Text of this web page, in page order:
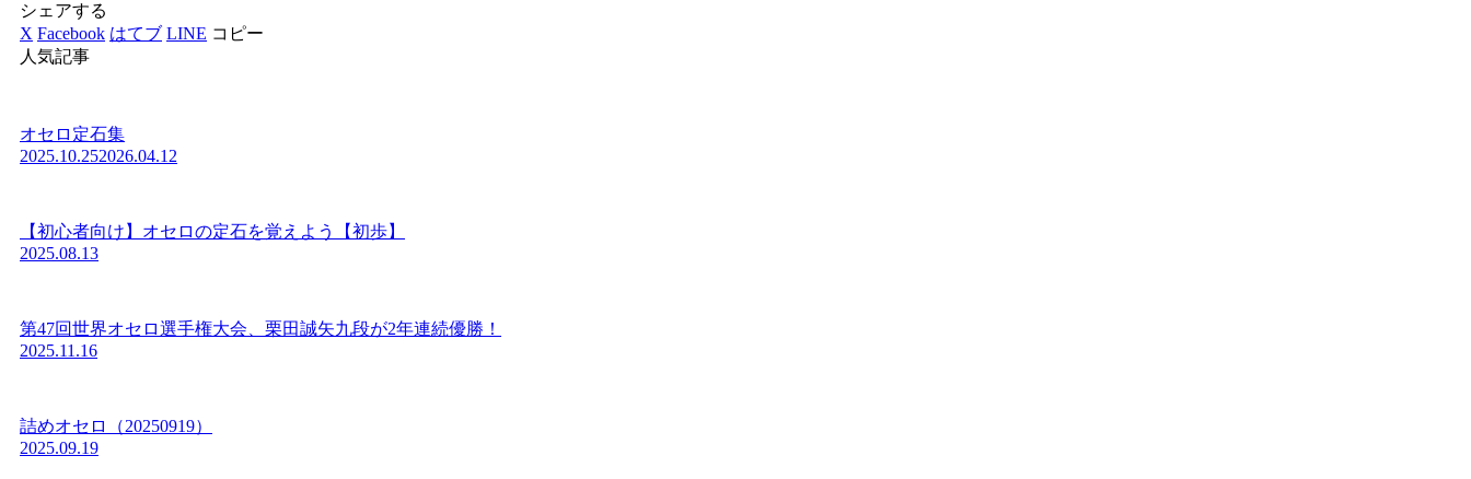
シェアする
X Facebook はてブ LINE コピー
人気記事
オセロ定石集
2025.10.252026.04.12
【初心者向け】オセロの定石を覚えよう【初歩】
2025.08.13
第47回世界オセロ選手権大会、栗田誠矢九段が2年連続優勝！
2025.11.16
詰めオセロ（20250919）
2025.09.19